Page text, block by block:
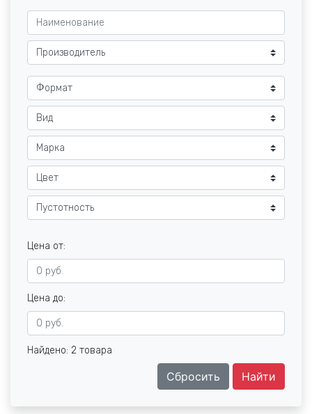
Цена от:
Цена до:
Найдено: 2 товара
Сбросить Найти